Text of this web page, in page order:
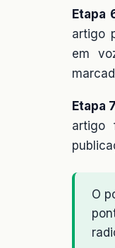
Etapa
artigo
em
Etapa
artigo
O